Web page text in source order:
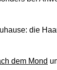
die
dem Mond